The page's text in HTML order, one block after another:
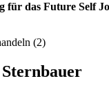
für das Future Self